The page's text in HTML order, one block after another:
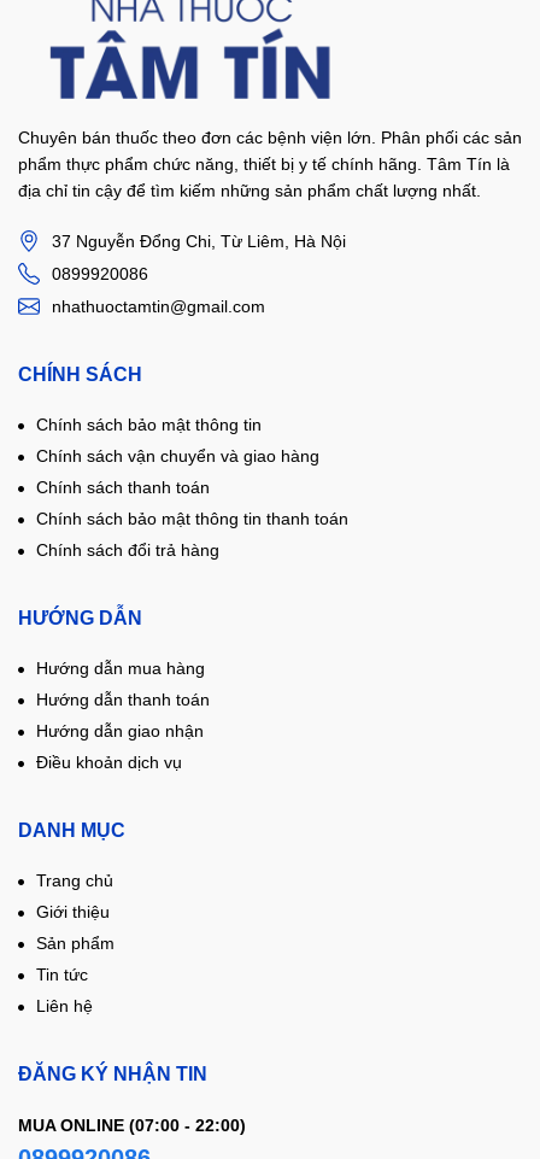
Chuyên bán thuốc theo đơn các bệnh viện lớn. Phân phối các sản
phẩm thực phẩm chức năng, thiết bị y tế chính hãng. Tâm Tín là
địa chỉ tin cậy để tìm kiếm những sản phẩm chất lượng nhất.
37 Nguyễn Đổng Chi, Từ Liêm, Hà Nội
0899920086
nhathuoctamtin@gmail.com
CHÍNH SÁCH
Chính sách bảo mật thông tin
Chính sách vận chuyển và giao hàng
Chính sách thanh toán
Chính sách bảo mật thông tin thanh toán
Chính sách đổi trả hàng
HƯỚNG DẪN
Hướng dẫn mua hàng
Hướng dẫn thanh toán
Hướng dẫn giao nhận
Điều khoản dịch vụ
DANH MỤC
Trang chủ
Giới thiệu
Sản phẩm
Tin tức
Liên hệ
ĐĂNG KÝ NHẬN TIN
MUA ONLINE (07:00 - 22:00)